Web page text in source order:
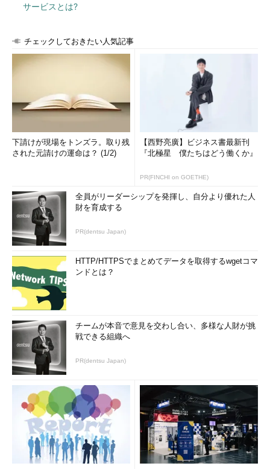
サービスとは?
チェックしておきたい人気記事
下請けが現場をトンズラ。取り残
された元請けの運命は？ (1/2)
【西野亮廣】ビジネス書最新刊
『北極星 僕たちはどう働くか』
PR(FINCHI on GOETHE)
全員がリーダーシップを発揮し、自分より優れた人
財を育成する
PR(dentsu Japan)
HTTP/HTTPSでまとめてデータを取得するwgetコマ
ンドとは？
チームが本音で意見を交わし合い、多様な人財が挑
戦できる組織へ
PR(dentsu Japan)